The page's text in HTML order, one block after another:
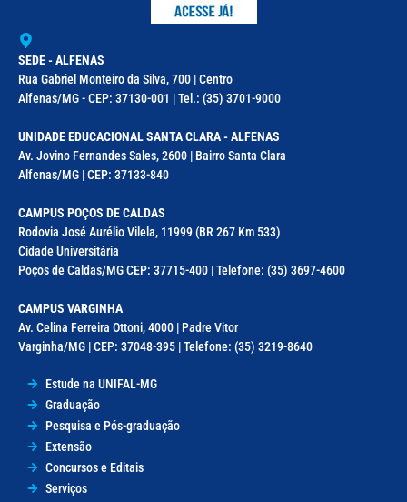
SEDE - ALFENAS
Rua Gabriel Monteiro da Silva, 700 | Centro
Alfenas/MG - CEP: 37130-001 | Tel.: (35) 3701-9000
UNIDADE EDUCACIONAL SANTA CLARA - ALFENAS
Av. Jovino Fernandes Sales, 2600 | Bairro Santa Clara
Alfenas/MG | CEP: 37133-840
CAMPUS POÇOS DE CALDAS
Rodovia José Aurélio Vilela, 11999 (BR 267 Km 533)
Cidade Universitária
Poços de Caldas/MG CEP: 37715-400 | Telefone: (35) 3697-4600
CAMPUS VARGINHA
Av. Celina Ferreira Ottoni, 4000 | Padre Vitor
Varginha/MG | CEP: 37048-395 | Telefone: (35) 3219-8640
Estude na UNIFAL-MG
Graduação
Pesquisa e Pós-graduação
Extensão
Concursos e Editais
Serviços